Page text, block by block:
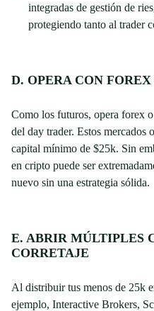
integradas de gestión de
protegiendo tanto al trader
D. OPERA CON
Como los futuros, opera forex
del day trader. Estos mercados
capital mínimo de $25k. Sin
en cripto puede ser
nuevo sin una estrategia sólida.
E. ABRIR MÚLTIPLES
CORRETAJE
Al distribuir tus menos de 25k
ejemplo, Interactive Brokers,